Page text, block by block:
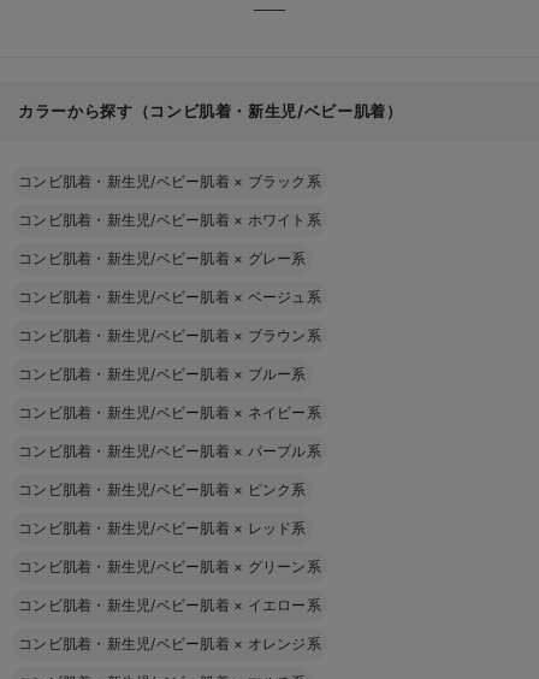
カラーから探す（コンビ肌着・新生児/ベビー肌着）
コンビ肌着・新生児/ベビー肌着 × ブラック系
コンビ肌着・新生児/ベビー肌着 × ホワイト系
コンビ肌着・新生児/ベビー肌着 × グレー系
コンビ肌着・新生児/ベビー肌着 × ベージュ系
コンビ肌着・新生児/ベビー肌着 × ブラウン系
コンビ肌着・新生児/ベビー肌着 × ブルー系
コンビ肌着・新生児/ベビー肌着 × ネイビー系
コンビ肌着・新生児/ベビー肌着 × パープル系
コンビ肌着・新生児/ベビー肌着 × ピンク系
コンビ肌着・新生児/ベビー肌着 × レッド系
コンビ肌着・新生児/ベビー肌着 × グリーン系
コンビ肌着・新生児/ベビー肌着 × イエロー系
コンビ肌着・新生児/ベビー肌着 × オレンジ系